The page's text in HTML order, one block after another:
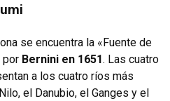
se encuentra la «Fuente de
por Bernini en 1651. Las cuatro
a los cuatro ríos más
el Danubio, el Ganges y el